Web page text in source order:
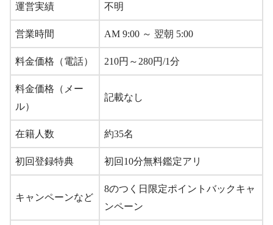
運営実績 不明
営業時間 AM 9:00 ～ 翌朝 5:00
料金価格（電話） 210円～280円/1分
料金価格（メー
ル）
記載なし
在籍人数 約35名
初回登録特典 初回10分無料鑑定アリ
キャンペーンなど
8のつく日限定ポイントバックキャ
ンペーン